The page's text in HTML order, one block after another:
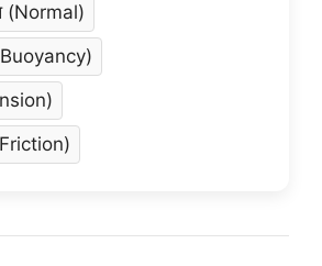
(Normal)